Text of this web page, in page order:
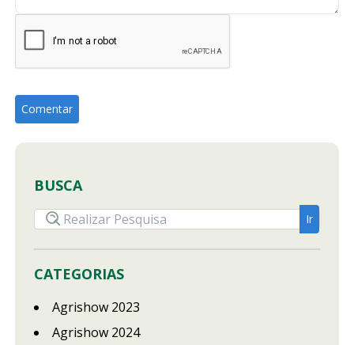
BUSCA
CATEGORIAS
Agrishow 2023
Agrishow 2024